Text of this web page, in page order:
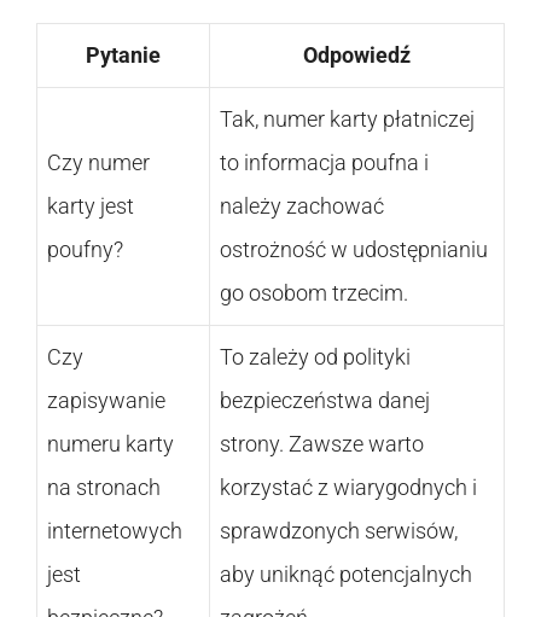
Pytanie Odpowiedź
Czy numer
karty jest
poufny?
Tak, numer karty płatniczej
to informacja poufna i
należy zachować
ostrożność w udostępnianiu
go osobom trzecim.
Czy
zapisywanie
numeru karty
na stronach
internetowych
jest
To zależy od polityki
bezpieczeństwa danej
strony. Zawsze warto
korzystać z wiarygodnych i
sprawdzonych serwisów,
aby uniknąć potencjalnych